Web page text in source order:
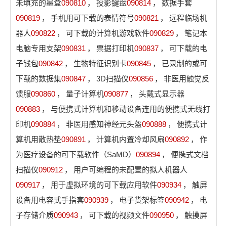
未填充的墨盒090810 ， 投影键盘090814 ，
数据手套
090819 ， 手机用可下载的表情符号090821 ，
远程临场机
器人090822 ， 可下载的计算机游戏软件090829 ，
笔记本
电脑专用支架090831 ， 票据打印机090837 ，
可下载的电
子钱包090842 ， 生物特征识别卡090845 ，
已录制的或可
下载的数据集090847 ， 3D扫描仪090856 ，
非医用触觉反
馈服090860 ， 量子计算机090877 ，
头戴式显示器
090883 ，
与便携式计算机和移动设备连用的便携式无线打
印机090884 ， 非医用感知神经元头盔090888 ，
便携式计
算机用散热垫090891 ， 计算机内置冷却风扇090892 ，
作
为医疗设备的可下载软件（SaMD） 090894 ，
便携式文档
扫描仪090912 ，
用户可编程的未配置的拟人机器人
090917 ， 用于虚拟环境的可下载应用软件090934 ，
触屏
设备用电容式手指套090939 ， 电子货架标签090942 ，
电
子存储介质090943 ， 可下载的视频文件090950 ， 触摸屏